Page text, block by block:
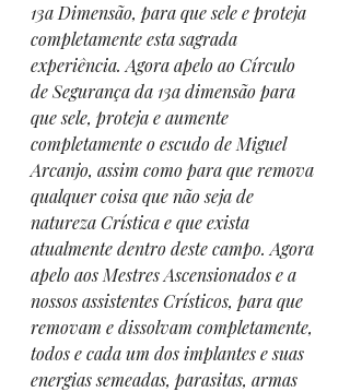
13a Dimensão, para que sele e proteja
completamente esta sagrada
experiência. Agora apelo ao Círculo
de Segurança da 13a dimensão para
que sele, proteja e aumente
completamente o escudo de Miguel
Arcanjo, assim como para que remova
qualquer coisa que não seja de
natureza Crística e que exista
atualmente dentro deste campo. Agora
apelo aos Mestres Ascensionados e a
nossos assistentes Crísticos, para que
removam e dissolvam completamente,
todos e cada um dos implantes e suas
energias semeadas, parasitas, armas